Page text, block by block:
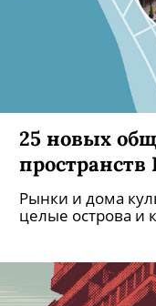
25 новых
пространств
Рынки и дома
целые острова и